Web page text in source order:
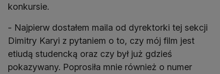
konkursie.
- Najpierw dostałem maila od dyrektorki tej sekcji
Dimitry Karyi z pytaniem o to, czy mój film jest
etiudą studencką oraz czy był już gdzieś
pokazywany. Poprosiła mnie również o numer